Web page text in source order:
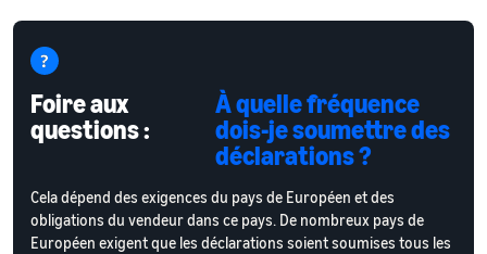
Foire aux
questions :
À quelle fréquence
dois-je soumettre des
déclarations ?
Cela dépend des exigences du pays de Européen et des
obligations du vendeur dans ce pays. De nombreux pays de
Européen exigent que les déclarations soient soumises tous les